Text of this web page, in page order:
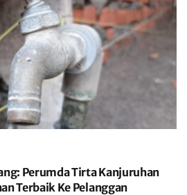
Perumda Tirta Kanjuruhan
Terbaik Ke Pelanggan